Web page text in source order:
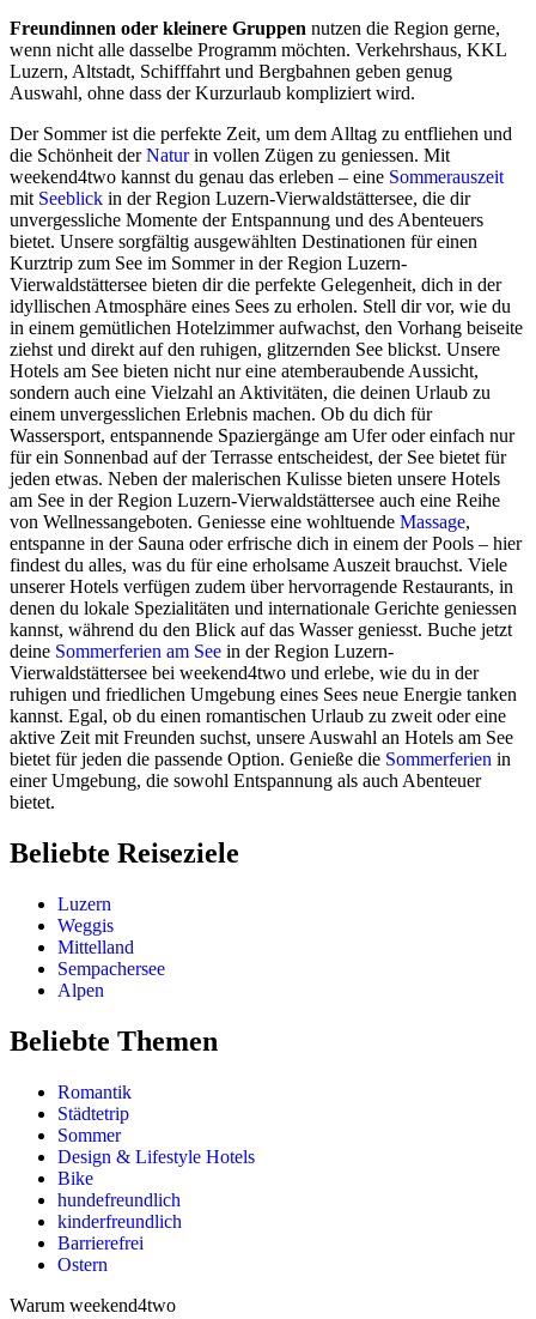
Freundinnen oder kleinere Gruppen nutzen die Region gerne,
wenn nicht alle dasselbe Programm möchten. Verkehrshaus, KKL
Luzern, Altstadt, Schifffahrt und Bergbahnen geben genug
Auswahl, ohne dass der Kurzurlaub kompliziert wird.
Der Sommer ist die perfekte Zeit, um dem Alltag zu entfliehen und
die Schönheit derNaturin vollen Zügen zu geniessen. Mit
weekend4two kannst du genau das erleben – eine Sommerauszeit
mit Seeblick in der Region Luzern-Vierwaldstättersee, die dir
unvergessliche Momente der Entspannung und des Abenteuers
bietet. Unsere sorgfältig ausgewählten Destinationen für einen
Kurztrip zum See im Sommer in der Region Luzern-
Vierwaldstättersee bieten dir die perfekte Gelegenheit, dich in der
idyllischen Atmosphäre eines Sees zu erholen. Stell dir vor, wie du
in einem gemütlichen Hotelzimmer aufwachst, den Vorhang beiseite
ziehst und direkt auf den ruhigen, glitzernden See blickst. Unsere
Hotels am See bieten nicht nur eine atemberaubende Aussicht,
sondern auch eine Vielzahl an Aktivitäten, die deinen Urlaub zu
einem unvergesslichen Erlebnis machen. Ob du dich für
Wassersport, entspannende Spaziergänge am Ufer oder einfach nur
für ein Sonnenbad auf der Terrasse entscheidest, der See bietet für
jeden etwas. Neben der malerischen Kulisse bieten unsere Hotels
am See in der Region Luzern-Vierwaldstättersee auch eine Reihe
von Wellnessangeboten. Geniesse eine wohltuende Massage,
entspanne in der Sauna oder erfrische dich in einem der Pools – hier
findest du alles, was du für eine erholsame Auszeit brauchst. Viele
unserer Hotels verfügen zudem über hervorragende Restaurants, in
denen du lokale Spezialitäten und internationale Gerichte geniessen
kannst, während du den Blick auf das Wasser geniesst. Buche jetzt
deine Sommerferien am See in der Region Luzern-
Vierwaldstättersee bei weekend4two und erlebe, wie du in der
ruhigen und friedlichen Umgebung eines Sees neue Energie tanken
kannst. Egal, ob du einen romantischen Urlaub zu zweit oder eine
aktive Zeit mit Freunden suchst, unsere Auswahl an Hotels am See
bietet für jeden die passende Option. Genieße die Sommerferien in
einer Umgebung, die sowohl Entspannung als auch Abenteuer
bietet.
Beliebte Reiseziele
Luzern
Weggis
Mittelland
Sempachersee
Alpen
Beliebte Themen
Romantik
Städtetrip
Sommer
Design & Lifestyle Hotels
Bike
hundefreundlich
kinderfreundlich
Barrierefrei
Ostern
Warum weekend4two